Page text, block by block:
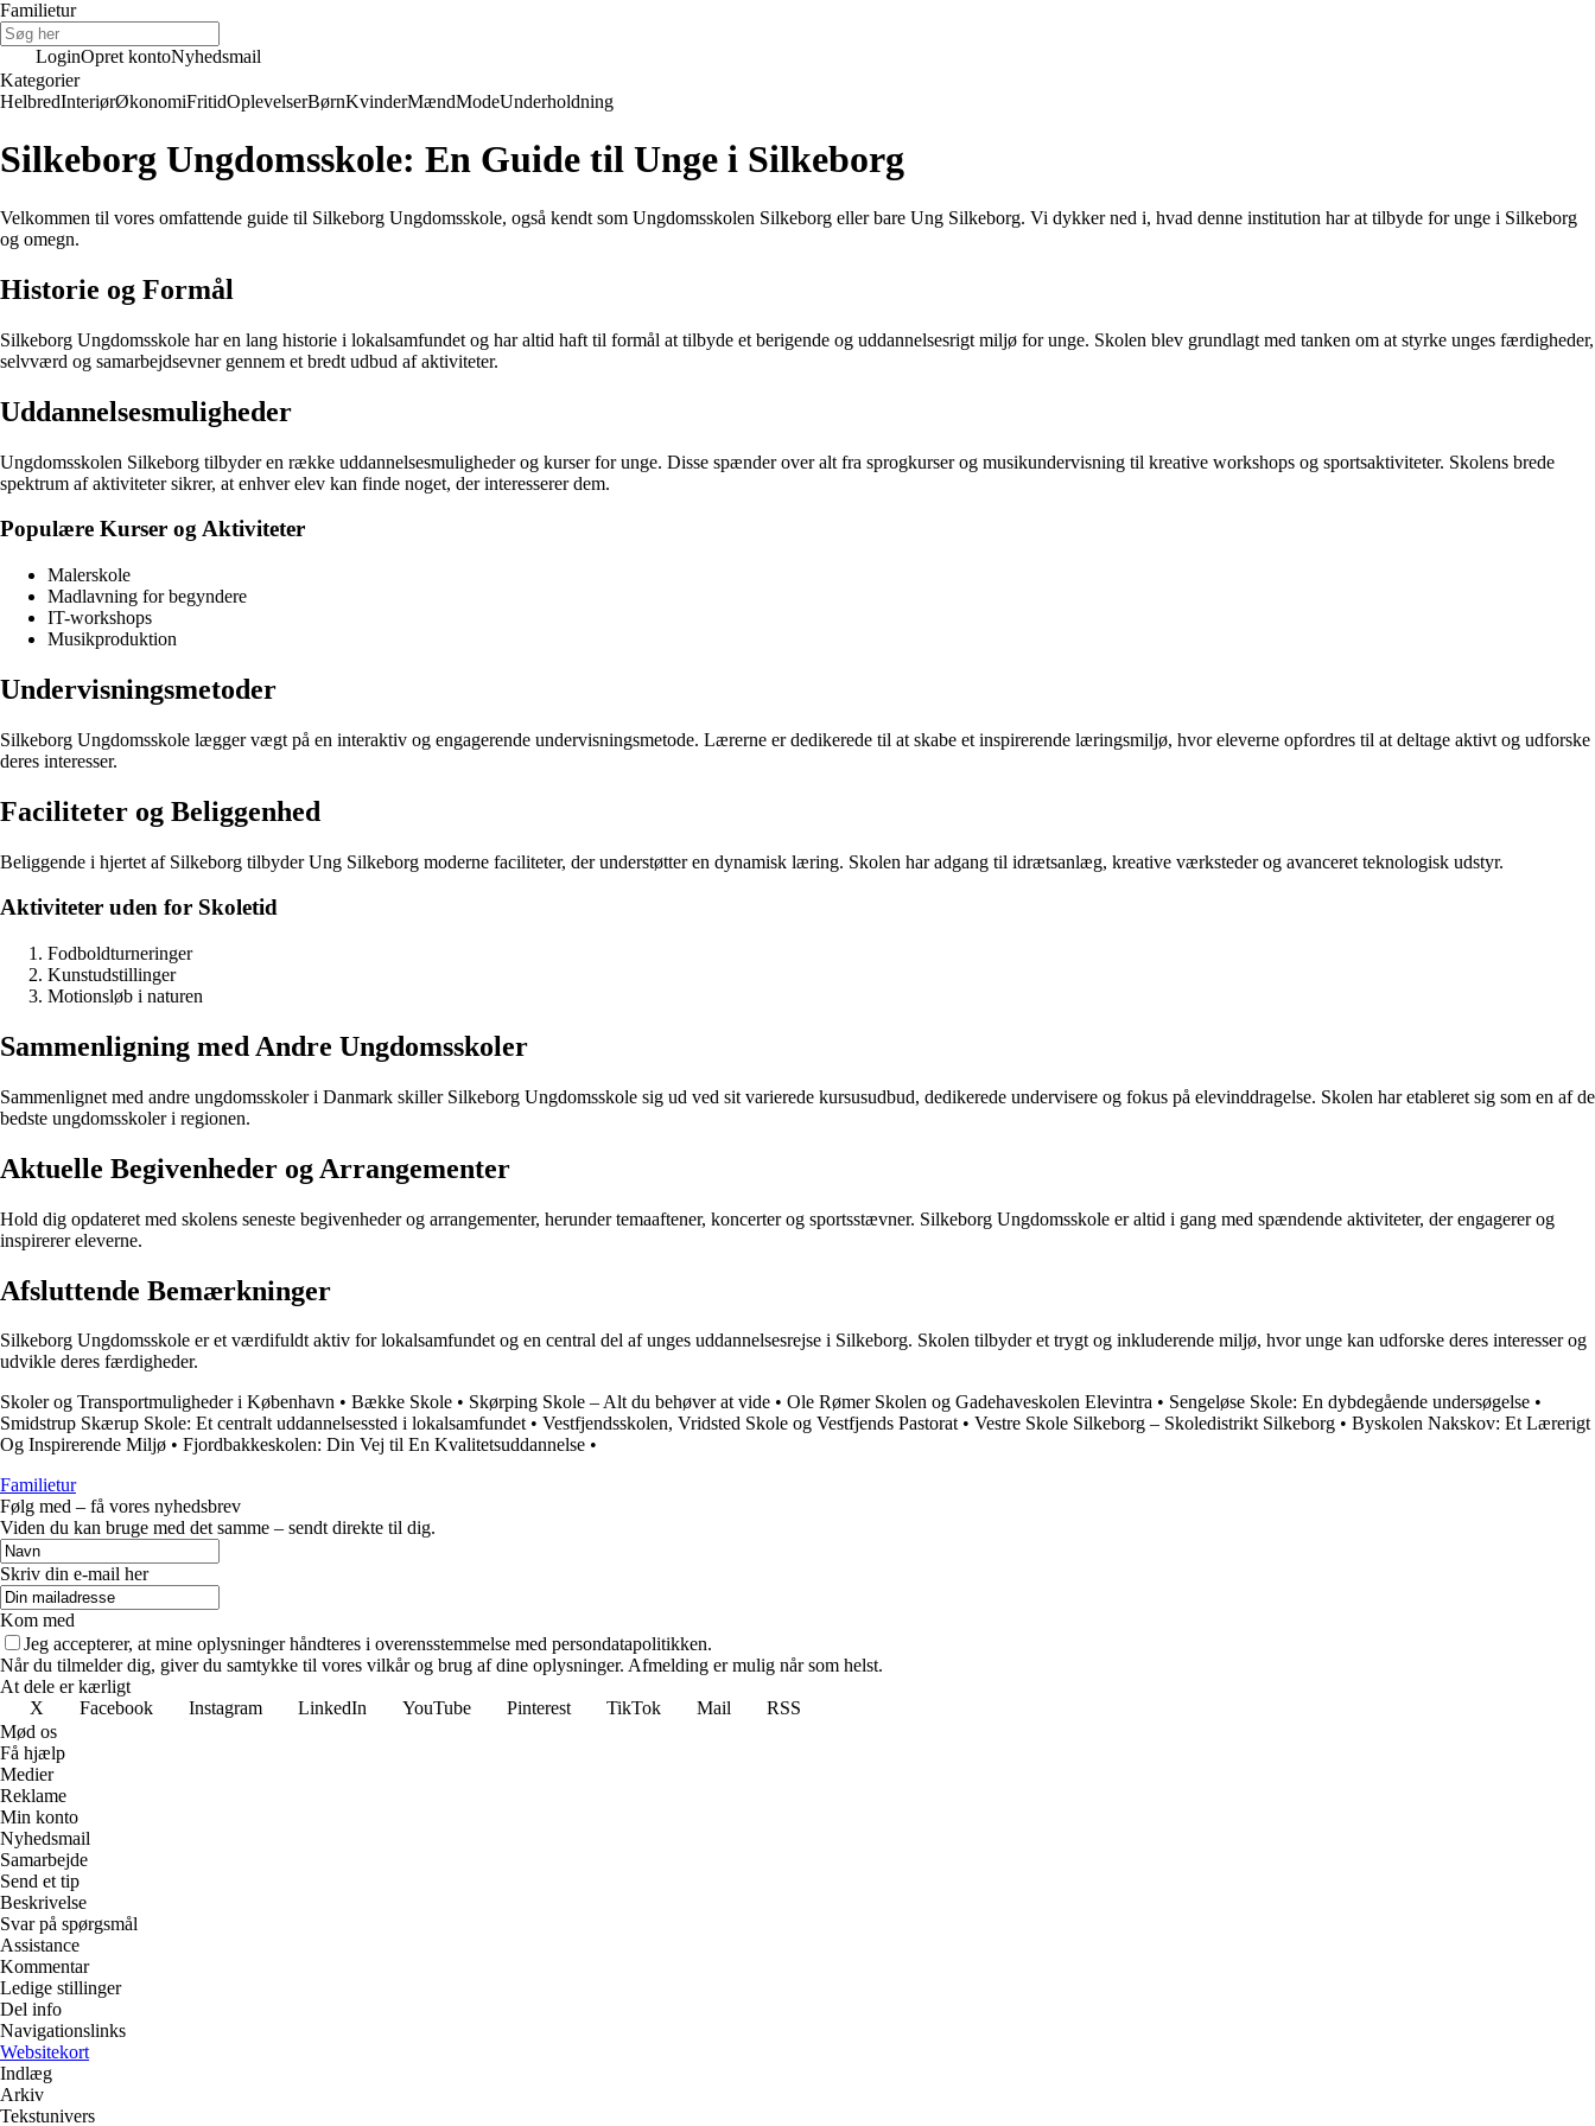
Familietur
LoginOpret kontoNyhedsmail
Kategorier
HelbredInteriørØkonomiFritidOplevelserBørnKvinderMændModeUnderholdning
Silkeborg Ungdomsskole: En Guide til Unge i Silkeborg
Velkommen til vores omfattende guide til Silkeborg Ungdomsskole, også kendt som Ungdomsskolen Silkeborg eller bare Ung Silkeborg. Vi dykker ned i, hvad denne institution har at tilbyde for unge i Silkeborg
og omegn.
Historie og Formål
Silkeborg Ungdomsskole har en lang historie i lokalsamfundet og har altid haft til formål at tilbyde et berigende og uddannelsesrigt miljø for unge. Skolen blev grundlagt med tanken om at styrke unges færdigheder,
selvværd og samarbejdsevner gennem et bredt udbud af aktiviteter.
Uddannelsesmuligheder
Ungdomsskolen Silkeborg tilbyder en række uddannelsesmuligheder og kurser for unge. Disse spænder over alt fra sprogkurser og musikundervisning til kreative workshops og sportsaktiviteter. Skolens brede
spektrum af aktiviteter sikrer, at enhver elev kan finde noget, der interesserer dem.
Populære Kurser og Aktiviteter
Malerskole
Madlavning for begyndere
IT-workshops
Musikproduktion
Undervisningsmetoder
Silkeborg Ungdomsskole lægger vægt på en interaktiv og engagerende undervisningsmetode. Lærerne er dedikerede til at skabe et inspirerende læringsmiljø, hvor eleverne opfordres til at deltage aktivt og udforske
deres interesser.
Faciliteter og Beliggenhed
Beliggende i hjertet af Silkeborg tilbyder Ung Silkeborg moderne faciliteter, der understøtter en dynamisk læring. Skolen har adgang til idrætsanlæg, kreative værksteder og avanceret teknologisk udstyr.
Aktiviteter uden for Skoletid
Fodboldturneringer
Kunstudstillinger
Motionsløb i naturen
Sammenligning med Andre Ungdomsskoler
Sammenlignet med andre ungdomsskoler i Danmark skiller Silkeborg Ungdomsskole sig ud ved sit varierede kursusudbud, dedikerede undervisere og fokus på elevinddragelse. Skolen har etableret sig som en af de
bedste ungdomsskoler i regionen.
Aktuelle Begivenheder og Arrangementer
Hold dig opdateret med skolens seneste begivenheder og arrangementer, herunder temaaftener, koncerter og sportsstævner. Silkeborg Ungdomsskole er altid i gang med spændende aktiviteter, der engagerer og
inspirerer eleverne.
Afsluttende Bemærkninger
Silkeborg Ungdomsskole er et værdifuldt aktiv for lokalsamfundet og en central del af unges uddannelsesrejse i Silkeborg. Skolen tilbyder et trygt og inkluderende miljø, hvor unge kan udforske deres interesser og
udvikle deres færdigheder.
Skoler og Transportmuligheder i København • Bække Skole • Skørping Skole – Alt du behøver at vide • Ole Rømer Skolen og Gadehaveskolen Elevintra • Sengeløse Skole: En dybdegående undersøgelse •
Smidstrup Skærup Skole: Et centralt uddannelsessted i lokalsamfundet• Vestfjendsskolen, Vridsted Skole og Vestfjends Pastorat• Vestre Skole Silkeborg – Skoledistrikt Silkeborg • Byskolen Nakskov: Et Lærerigt
Og Inspirerende Miljø • Fjordbakkeskolen: Din Vej til En Kvalitetsuddannelse •
Familietur
Følg med – få vores nyhedsbrev
Viden du kan bruge med det samme – sendt direkte til dig.
Skriv din e-mail her
Kom med
Jeg accepterer, at mine oplysninger håndteres i overensstemmelse med persondatapolitikken.
Når du tilmelder dig, giver du samtykke til vores vilkår og brug af dine oplysninger. Afmelding er mulig når som helst.
At dele er kærligt
X
Facebook Instagram LinkedIn YouTube Pinterest TikTok Mail
RSS
Mød os
Få hjælp
Medier
Reklame
Min konto
Nyhedsmail
Samarbejde
Send et tip
Beskrivelse
Svar på spørgsmål
Assistance
Kommentar
Ledige stillinger
Del info
Navigationslinks
Websitekort
Indlæg
Arkiv
Tekstunivers